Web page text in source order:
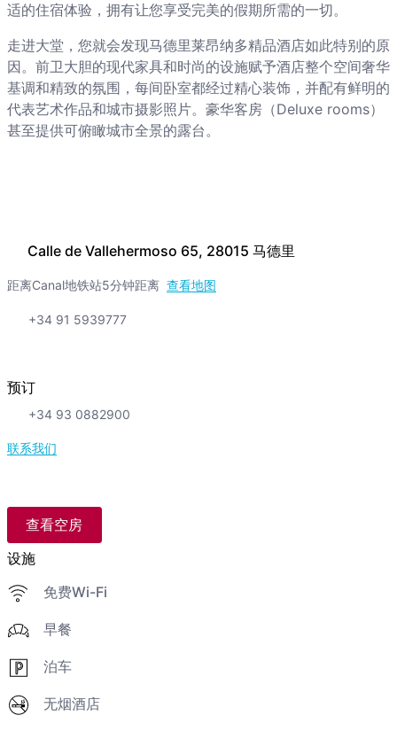
Calle de Vallehermoso 65, 28015 马德里
距离Canal地铁站5分钟距离 查看地图
+34 91 5939777
预订
+34 93 0882900
联系我们
查看空房
设施
免费Wi-Fi
早餐
泊车
无烟酒店
适的住宿体验，拥有让您享受完美的假期所需的一切。
走进大堂，您就会发现马德里莱昂纳多精品酒店如此特别的原
因。前卫大胆的现代家具和时尚的设施赋予酒店整个空间奢华
基调和精致的氛围，每间卧室都经过精心装饰，并配有鲜明的
代表艺术作品和城市摄影照片。豪华客房（Deluxe rooms）
甚至提供可俯瞰城市全景的露台。